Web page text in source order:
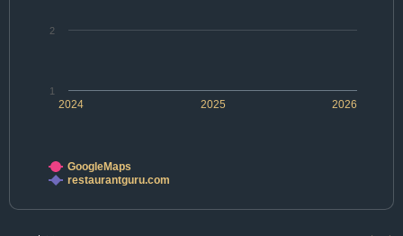
2024 2025 2026
1
2
GoogleMaps
restaurantguru.com